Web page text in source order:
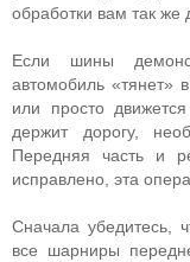
обработки вам так же
Если шины
автомобиль «тянет»
или просто
держит дорогу,
Передняя часть и
исправлено, эта
Сначала убедитесь,
все шарниры